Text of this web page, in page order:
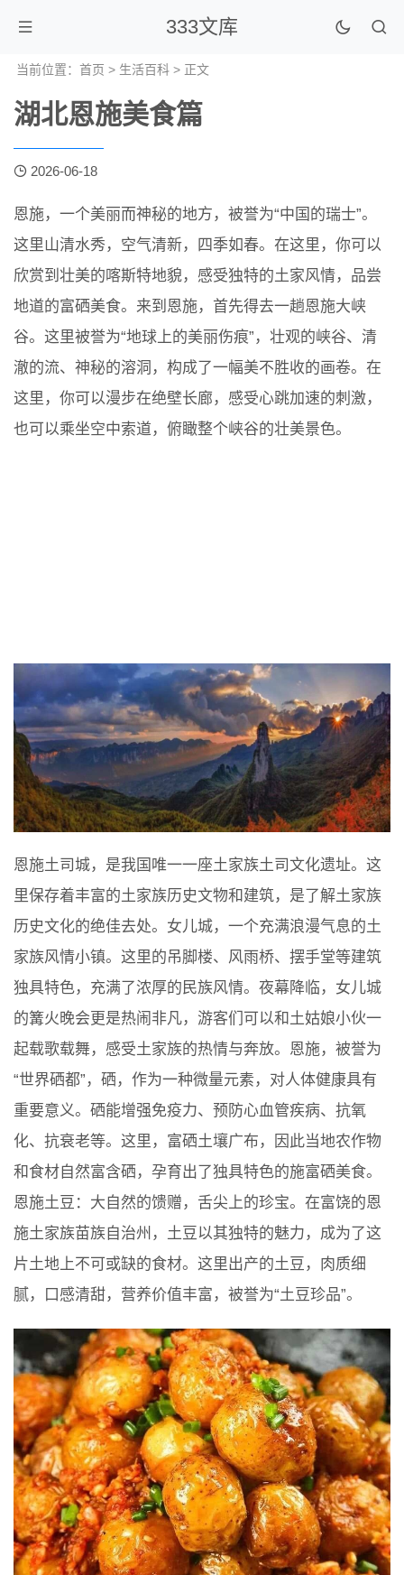
333文库
当前位置： 首页 > 生活百科 > 正文
湖北恩施美食篇
2026-06-18
恩施，一个美丽而神秘的地方，被誉为“中国的瑞士”。
这里山清水秀，空气清新，四季如春。在这里，你可以
欣赏到壮美的喀斯特地貌，感受独特的土家风情，品尝
地道的富硒美食。来到恩施，首先得去一趟恩施大峡
谷。这里被誉为“地球上的美丽伤痕”，壮观的峡谷、清
澈的流、神秘的溶洞，构成了一幅美不胜收的画卷。在
这里，你可以漫步在绝壁长廊，感受心跳加速的刺激，
也可以乘坐空中索道，俯瞰整个峡谷的壮美景色。
恩施土司城，是我国唯一一座土家族土司文化遗址。这
里保存着丰富的土家族历史文物和建筑，是了解土家族
历史文化的绝佳去处。女儿城，一个充满浪漫气息的土
家族风情小镇。这里的吊脚楼、风雨桥、摆手堂等建筑
独具特色，充满了浓厚的民族风情。夜幕降临，女儿城
的篝火晚会更是热闹非凡，游客们可以和土姑娘小伙一
起载歌载舞，感受土家族的热情与奔放。恩施，被誉为
“世界硒都”，硒，作为一种微量元素，对人体健康具有
重要意义。硒能增强免疫力、预防心血管疾病、抗氧
化、抗衰老等。这里，富硒土壤广布，因此当地农作物
和食材自然富含硒，孕育出了独具特色的施富硒美食。
恩施土豆：大自然的馈赠，舌尖上的珍宝。在富饶的恩
施土家族苗族自治州，土豆以其独特的魅力，成为了这
片土地上不可或缺的食材。这里出产的土豆，肉质细
腻，口感清甜，营养价值丰富，被誉为“土豆珍品”。